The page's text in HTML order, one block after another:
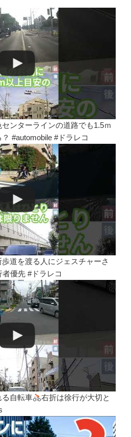
センターラインの道路でも1.5ｍ
#automobile #ドラレコ
歩道を渡る人にジェスチャーさ
優先 #ドラレコ
る自転車
右折は徐行が大切と